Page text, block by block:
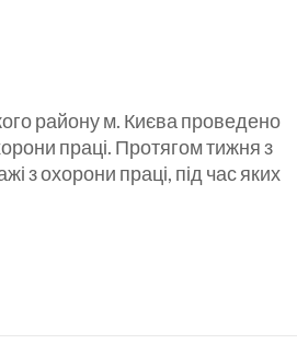
району м. Києва проведено
праці. Протягом тижня з
з охорони праці, під час яких